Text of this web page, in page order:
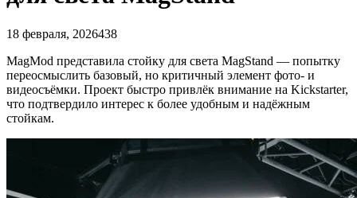
18 февраля, 2026438
MagMod представила стойку для света MagStand — попытку
переосмыслить базовый, но критичный элемент фото- и
видеосъёмки. Проект быстро привлёк внимание на Kickstarter,
что подтвердило интерес к более удобным и надёжным
стойкам.